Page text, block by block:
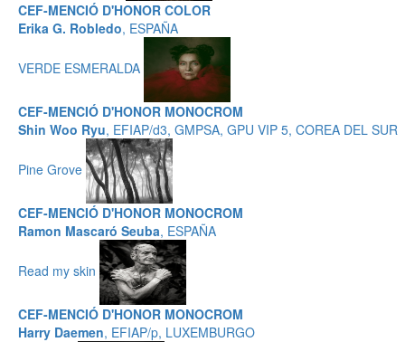
CEF-MENCIÓ D'HONOR COLOR
Erika G. Robledo, ESPAÑA
VERDE ESMERALDA
CEF-MENCIÓ D'HONOR MONOCROM
Shin Woo Ryu, EFIAP/d3, GMPSA, GPU VIP 5, COREA DEL SUR
Pine Grove
CEF-MENCIÓ D'HONOR MONOCROM
Ramon Mascaró Seuba, ESPAÑA
Read my skin
CEF-MENCIÓ D'HONOR MONOCROM
Harry Daemen, EFIAP/p, LUXEMBURGO